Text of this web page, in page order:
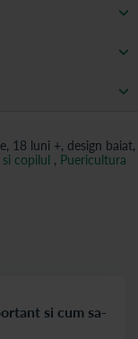
18 luni +, design baiat,
copilul , Puericultura
si cum sa-